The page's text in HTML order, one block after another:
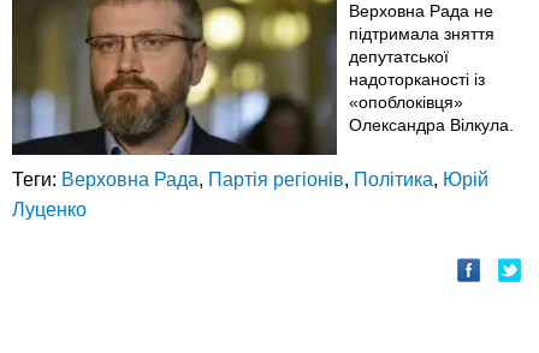
Верховна Рада не
підтримала зняття
депутатської
надоторканості із
«опоблоківця»
Олександра Вілкула.
Теги: Верховна Рада, Партія регіонів, Політика, Юрій
Луценко